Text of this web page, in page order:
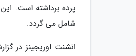
پرده برداشته است.
شامل می گردد.
انشنت اوریجینز در